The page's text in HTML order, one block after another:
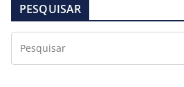
PESQUISAR